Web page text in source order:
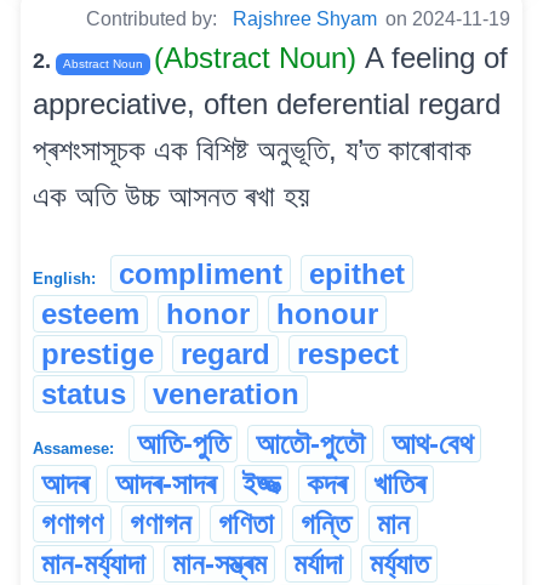
Contributed by: Rajshree Shyam on 2024-11-19
2. Abstract Noun (Abstract Noun) A feeling of
appreciative, often deferential regard
প্ৰশংসাসূচক এক বিশিষ্ট অনুভূতি, য’ত কাৰোবাক
এক অতি উচ্চ আসনত ৰখা হয়
English: compliment
epithet
esteem
honor
honour
prestige
regard
respect
status
veneration
Assamese: আতি-পুতি আতৌ-পুতৌ
আথ-বেথ
আদৰ
আদৰ-সাদৰ ইজ্জত্‍ কদৰ
খাতিৰ
গণাগণ
গণাগন গণিতা গন্তি
মান
মান-মৰ্য্যাদা
মান-সম্ভ্ৰম মৰ্যাদা
মৰ্য্যাত